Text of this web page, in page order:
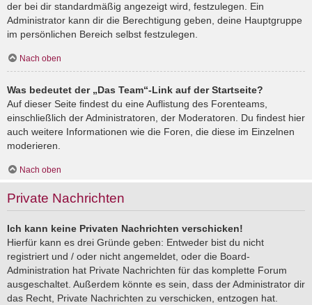
der bei dir standardmäßig angezeigt wird, festzulegen. Ein
Administrator kann dir die Berechtigung geben, deine Hauptgruppe
im persönlichen Bereich selbst festzulegen.
Nach oben
Was bedeutet der „Das Team“-Link auf der Startseite?
Auf dieser Seite findest du eine Auflistung des Forenteams,
einschließlich der Administratoren, der Moderatoren. Du findest hier
auch weitere Informationen wie die Foren, die diese im Einzelnen
moderieren.
Nach oben
Private Nachrichten
Ich kann keine Privaten Nachrichten verschicken!
Hierfür kann es drei Gründe geben: Entweder bist du nicht
registriert und / oder nicht angemeldet, oder die Board-
Administration hat Private Nachrichten für das komplette Forum
ausgeschaltet. Außerdem könnte es sein, dass der Administrator dir
das Recht, Private Nachrichten zu verschicken, entzogen hat.